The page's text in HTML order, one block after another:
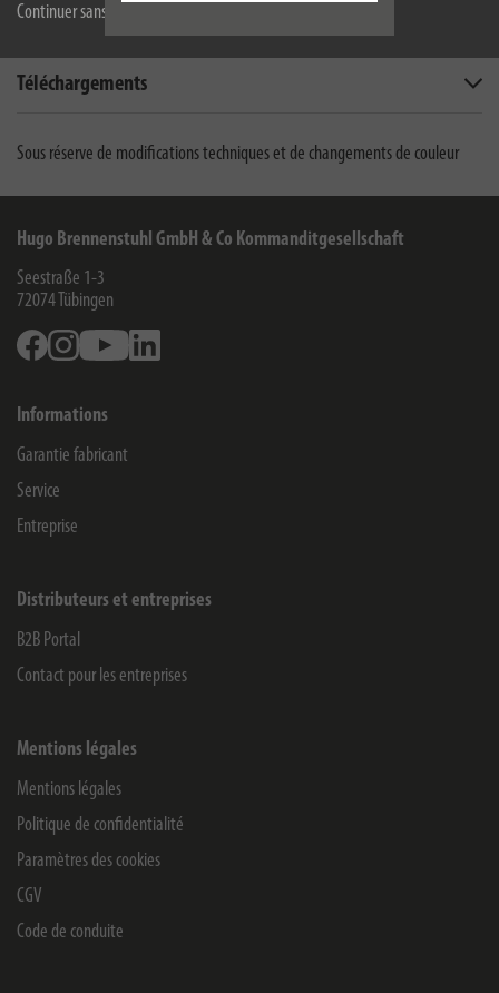
Continuer sans accepter
Téléchargements
Sous réserve de modifications techniques et de changements de couleur
Hugo Brennenstuhl GmbH & Co Kommanditgesellschaft
Seestraße 1-3
72074 Tübingen
FacebookInstagramYoutube
Informations
Garantie fabricant
Service
Entreprise
Distributeurs et entreprises
B2B Portal
Contact pour les entreprises
Mentions légales
Mentions légales
Politique de confidentialité
Paramètres des cookies
CGV
Code de conduite